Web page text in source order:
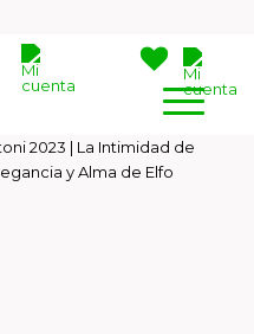
2023 | La Intimidad de
y Alma de Elfo